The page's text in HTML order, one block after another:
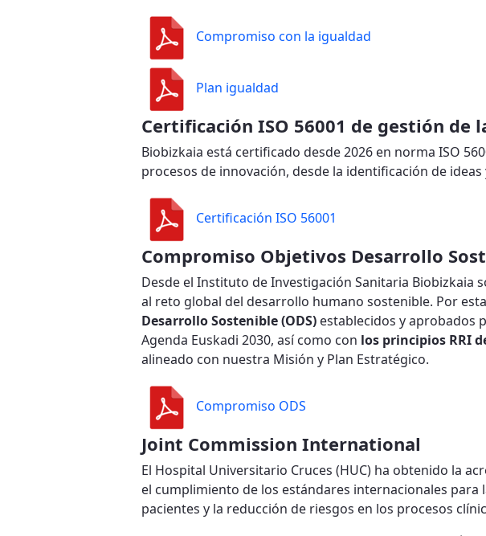
Compromiso con la igualdad
Plan igualdad
Certificación ISO 56001 de gestión de
Biobizkaia está certificado desde 2026 en norma ISO
procesos de innovación, desde la identificación de
Certificación ISO 56001
Compromiso Objetivos Desarrollo
Desde el Instituto de Investigación Sanitaria Biobizkaia
al reto global del desarrollo humano sostenible. Por
Desarrollo Sostenible (ODS) establecidos y aprobados
Agenda Euskadi 2030, así como con los principios RRI
alineado con nuestra Misión y Plan Estratégico.
Compromiso ODS
Joint Commission International
El Hospital Universitario Cruces (HUC) ha obtenido la
el cumplimiento de los estándares internacionales
pacientes y la reducción de riesgos en los procesos